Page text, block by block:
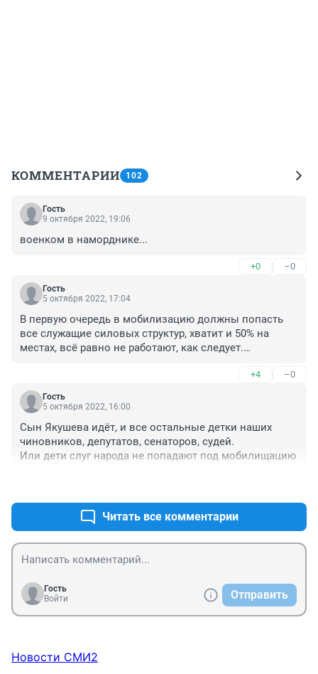
КОММЕНТАРИИ 102
Гость
9 октября 2022, 19:06
военком в наморднике...
+0 –0
Гость
5 октября 2022, 17:04
В первую очередь в мобилизацию должны попасть
все служащие силовых структур, хватит и 50% на
местах, всё равно не работают, как следует.
+4 –0
Гость
5 октября 2022, 16:00
Сын Якушева идёт, и все остальные детки наших
чиновников, депутатов, сенаторов, судей.
Или дети слуг народа не попадают под мобилищацию
Читать все комментарии
Гость
Войти
Отправить
Новости СМИ2